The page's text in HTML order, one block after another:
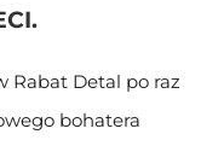
Rabat Detal po raz
bohatera